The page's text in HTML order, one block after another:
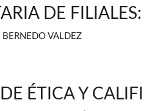
DE FILIALES:
VALDEZ
ÉTICA Y